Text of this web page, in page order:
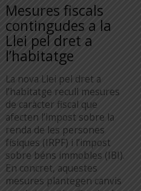
Mesures fiscals
contingudes a la
Llei pel dret a
l’habitatge
La nova Llei pel dret a
l’habitatge recull mesures
de caràcter fiscal que
afecten l’impost sobre la
renda de les persones
físiques (IRPF) i l’impost
sobre béns immobles (IBI).
En concret, aquestes
mesures plantegen canvis